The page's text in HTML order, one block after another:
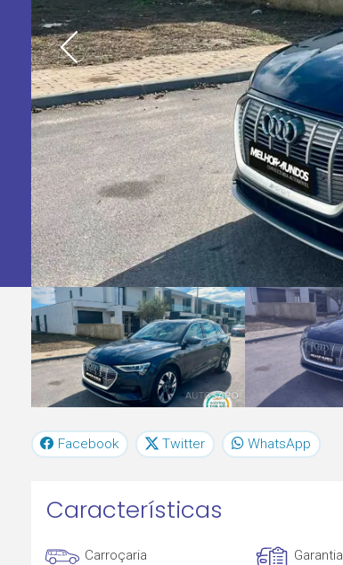
Facebook Twitter WhatsApp
Características
Carroçaria
Garantia